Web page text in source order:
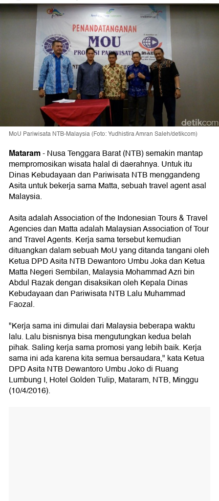
MoU Pariwisata NTB-Malaysia (Foto: Yudhistira Amran Saleh/detikcom)
Mataram-Nusa Tenggara Barat (NTB) semakin mantap
mempromosikan wisata halal di daerahnya. Untuk itu
Dinas Kebudayaan dan Pariwisata NTB menggandeng
Asita untuk bekerja sama Matta, sebuah travel agent asal
Malaysia.
Asita adalah Association of the Indonesian Tours & Travel
Agencies dan Matta adalah Malaysian Association of Tour
and Travel Agents. Kerja sama tersebut kemudian
dituangkan dalam sebuah MoU yang ditanda tangani oleh
Ketua DPD Asita NTB Dewantoro Umbu Joka dan Ketua
Matta Negeri Sembilan, Malaysia Mohammad Azri bin
Abdul Razak dengan disaksikan oleh Kepala Dinas
Kebudayaan dan Pariwisata NTB Lalu Muhammad
Faozal.
"Kerja sama ini dimulai dari Malaysia beberapa waktu
lalu. Lalu bisnisnya bisa mengutungkan kedua belah
pihak. Saling kerja sama promosi yang lebih baik. Kerja
sama ini ada karena kita semua bersaudara," kata Ketua
DPD Asita NTB Dewantoro Umbu Joko di Ruang
Lumbung I, Hotel Golden Tulip, Mataram, NTB, Minggu
(10/4/2016).